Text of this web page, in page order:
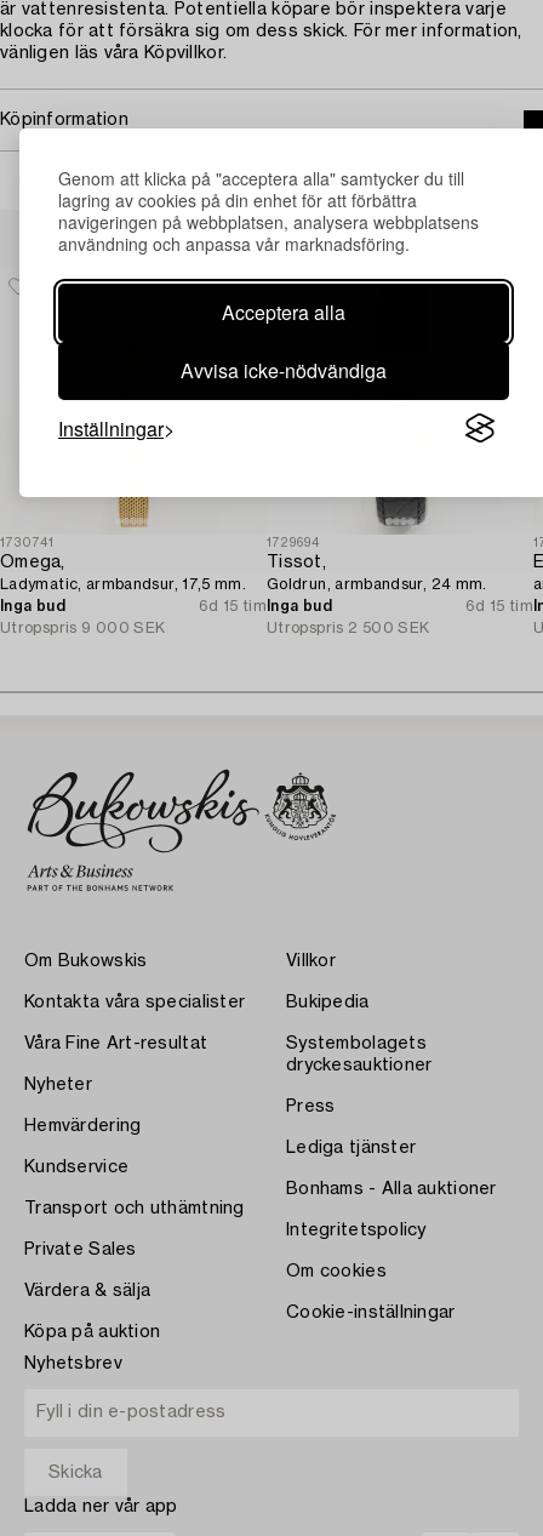
Genom att klicka på "acceptera alla" samtycker du till
lagring av cookies på din enhet för att förbättra
navigeringen på webbplatsen, analysera webbplatsens
användning och anpassa vår marknadsföring.
Acceptera alla
Avvisa icke-nödvändiga
Inställningar
är vattenresistenta. Potentiella köpare bör inspektera varje
klocka för att försäkra sig om dess skick. För mer information,
vänligen läs våra Köpvillkor.
Köpinformation
Andra har även tittat på
1730741
Omega,
Ladymatic, armbandsur, 17,5 mm.
Inga bud
6d 15 tim
Utropspris 9 000 SEK
1729694
Tissot,
Goldrun, armbandsur, 24 mm.
Inga bud
6d 15 tim
Utropspris 2 500 SEK
Om Bukowskis
Kontakta våra specialister
Våra Fine Art-resultat
Nyheter
Hemvärdering
Kundservice
Transport och uthämtning
Private Sales
Värdera & sälja
Köpa på auktion
Villkor
Bukipedia
Systembolagets
dryckesauktioner
Press
Lediga tjänster
Bonhams - Alla auktioner
Integritetspolicy
Om cookies
Cookie-inställningar
Nyhetsbrev
Ladda ner vår app